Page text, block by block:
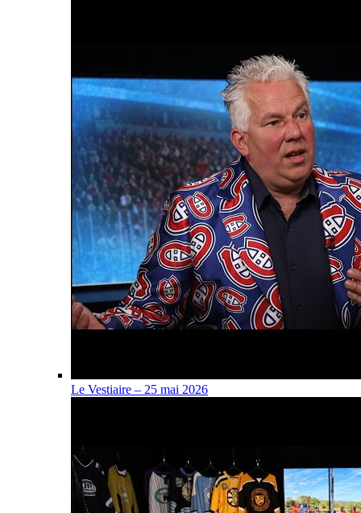
Le Vestiaire – 25 mai 2026